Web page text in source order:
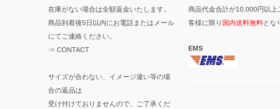
在庫がない場合は全額返金いたします。
商品到着後5日以内にお電話またはメール
にてご連絡ください。
⇒ CONTACT
サイズが合わない、イメージ違い等の場
合の返品は
受け付けておりませんので、ご了承くだ
商品代金合計が10,000円以上
客様に限り 国内送料無料とな
EMS